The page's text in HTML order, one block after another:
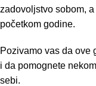
zadovoljstvo sobom,
početkom godine.
Pozivamo vas da ove
i da pomognete
sebi.